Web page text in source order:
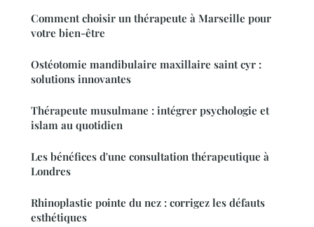
Comment choisir un thérapeute à Marseille pour
votre bien-être
Ostéotomie mandibulaire maxillaire saint cyr :
solutions innovantes
Thérapeute musulmane : intégrer psychologie et
islam au quotidien
Les bénéfices d'une consultation thérapeutique à
Londres
Rhinoplastie pointe du nez : corrigez les défauts
esthétiques